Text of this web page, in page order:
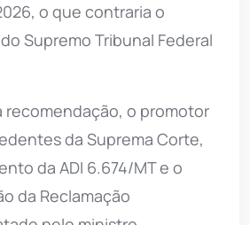
o que contraria o
Supremo Tribunal Federal
recomendação, o promotor
da Suprema Corte,
da ADI 6.674/MT e o
da Reclamação